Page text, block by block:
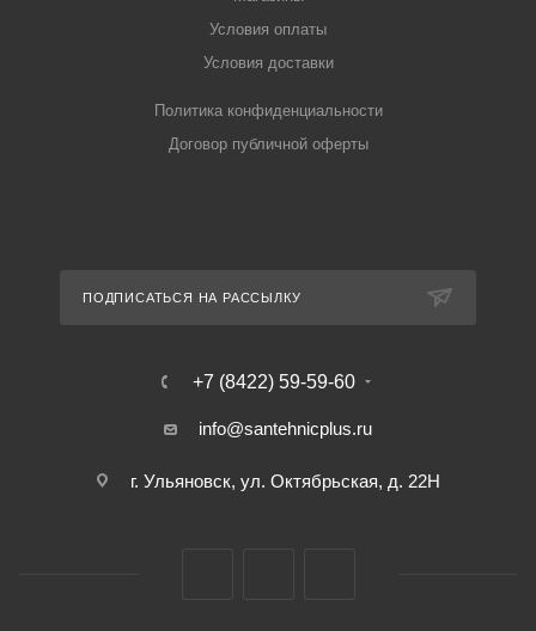
Условия оплаты
Условия доставки
Политика конфиденциальности
Договор публичной оферты
ПОДПИСАТЬСЯ НА РАССЫЛКУ
+7 (8422) 59-59-60
info@santehnicplus.ru
г. Ульяновск, ул. Октябрьская, д. 22Н